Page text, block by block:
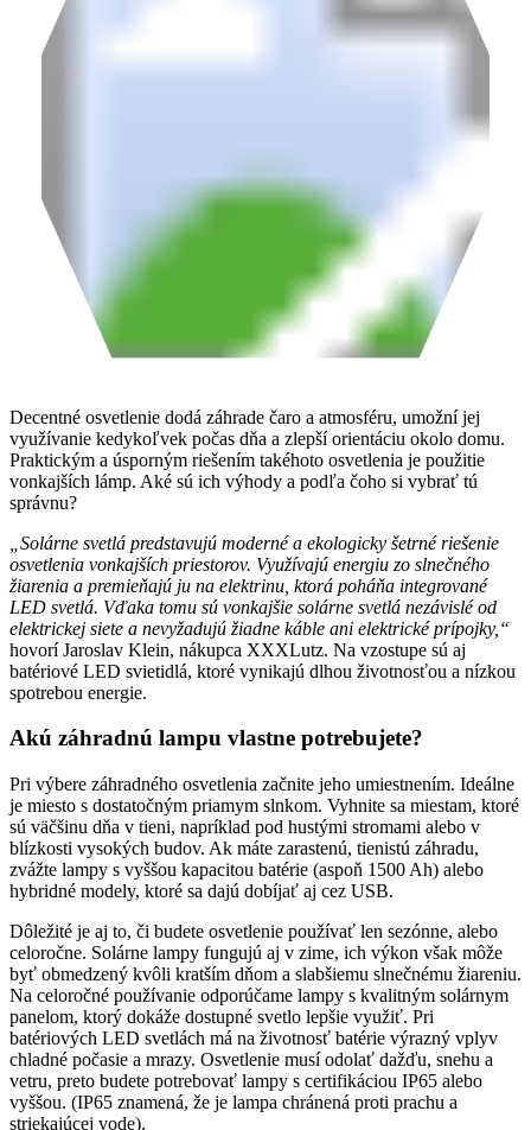
Decentné osvetlenie dodá záhrade čaro a atmosféru, umožní jej
využívanie kedykoľvek počas dňa a zlepší orientáciu okolo domu.
Praktickým a úsporným riešením takéhoto osvetlenia je použitie
vonkajších lámp. Aké sú ich výhody a podľa čoho si vybrať tú
správnu?
„Solárne svetlá predstavujú moderné a ekologicky šetrné riešenie
osvetlenia vonkajších priestorov. Využívajú energiu zo slnečného
žiarenia a premieňajú ju na elektrinu, ktorá poháňa integrované
LED svetlá. Vďaka tomu sú vonkajšie solárne svetlá nezávislé od
elektrickej siete a nevyžadujú žiadne káble ani elektrické prípojky,“
hovorí Jaroslav Klein, nákupca XXXLutz. Na vzostupe sú aj
batériové LED svietidlá, ktoré vynikajú dlhou životnosťou a nízkou
spotrebou energie.
Akú záhradnú lampu vlastne potrebujete?
Pri výbere záhradného osvetlenia začnite jeho umiestnením. Ideálne
je miesto s dostatočným priamym slnkom. Vyhnite sa miestam, ktoré
sú väčšinu dňa v tieni, napríklad pod hustými stromami alebo v
blízkosti vysokých budov. Ak máte zarastenú, tienistú záhradu,
zvážte lampy s vyššou kapacitou batérie (aspoň 1500 Ah) alebo
hybridné modely, ktoré sa dajú dobíjať aj cez USB.
Dôležité je aj to, či budete osvetlenie používať len sezónne, alebo
celoročne. Solárne lampy fungujú aj v zime, ich výkon však môže
byť obmedzený kvôli kratším dňom a slabšiemu slnečnému žiareniu.
Na celoročné používanie odporúčame lampy s kvalitným solárnym
panelom, ktorý dokáže dostupné svetlo lepšie využiť. Pri
batériových LED svetlách má na životnosť batérie výrazný vplyv
chladné počasie a mrazy. Osvetlenie musí odolať dažďu, snehu a
vetru, preto budete potrebovať lampy s certifikáciou IP65 alebo
vyššou. (IP65 znamená, že je lampa chránená proti prachu a
striekajúcej vode).